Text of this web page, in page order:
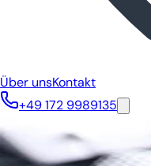
Über unsKontakt
+49 172 9989135